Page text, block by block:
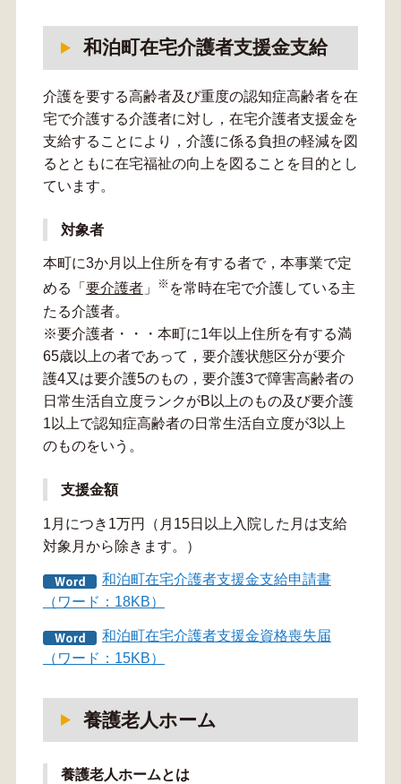
和泊町在宅介護者支援金支給
介護を要する高齢者及び重度の認知症高齢者を在
宅で介護する介護者に対し，在宅介護者支援金を
支給することにより，介護に係る負担の軽減を図
るとともに在宅福祉の向上を図ることを目的とし
ています。
対象者
本町に3か月以上住所を有する者で，本事業で定
める「 要介護者」 ※ を常時在宅で介護している主
たる介護者。
※要介護者・・・本町に1年以上住所を有する満
65歳以上の者であって，要介護状態区分が要介
護4又は要介護5のもの，要介護3で障害高齢者の
日常生活自立度ランクがB以上のもの及び要介護
1以上で認知症高齢者の日常生活自立度が3以上
のものをいう。
支援金額
1月につき1万円（月15日以上入院した月は支給
対象月から除きます。）
和泊町在宅介護者支援金支給申請書
（ワード：18KB）
和泊町在宅介護者支援金資格喪失届
（ワード：15KB）
養護老人ホーム
養護老人ホームとは